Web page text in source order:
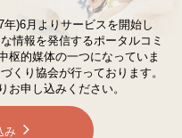
)6月よりサービスを開始し
情報を発信するポータルコミ
枢的媒体の一つになっていま
くり協会が行っております。
お申し込みください。
み